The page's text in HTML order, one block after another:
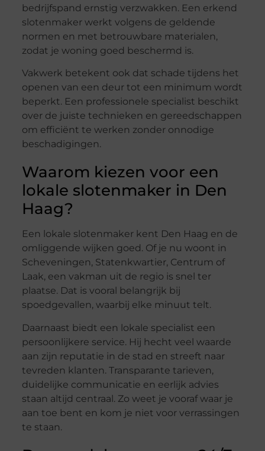
bedrijfspand ernstig verzwakken. Een erkend
slotenmaker werkt volgens de geldende
normen en met betrouwbare materialen,
zodat je woning goed beschermd is.
Vakwerk betekent ook dat schade tijdens het
openen van een deur tot een minimum wordt
beperkt. Een professionele specialist beschikt
over de juiste technieken en gereedschappen
om efficiënt te werken zonder onnodige
beschadigingen.
Waarom kiezen voor een
lokale slotenmaker in Den
Haag?
Een lokale slotenmaker kent Den Haag en de
omliggende wijken goed. Of je nu woont in
Scheveningen, Statenkwartier, Centrum of
Laak, een vakman uit de regio is snel ter
plaatse. Dat is vooral belangrijk bij
spoedgevallen, waarbij elke minuut telt.
Daarnaast biedt een lokale specialist een
persoonlijkere service. Hij hecht veel waarde
aan zijn reputatie in de stad en streeft naar
tevreden klanten. Transparante tarieven,
duidelijke communicatie en eerlijk advies
staan altijd centraal. Zo weet je vooraf waar je
aan toe bent en kom je niet voor verrassingen
te staan.